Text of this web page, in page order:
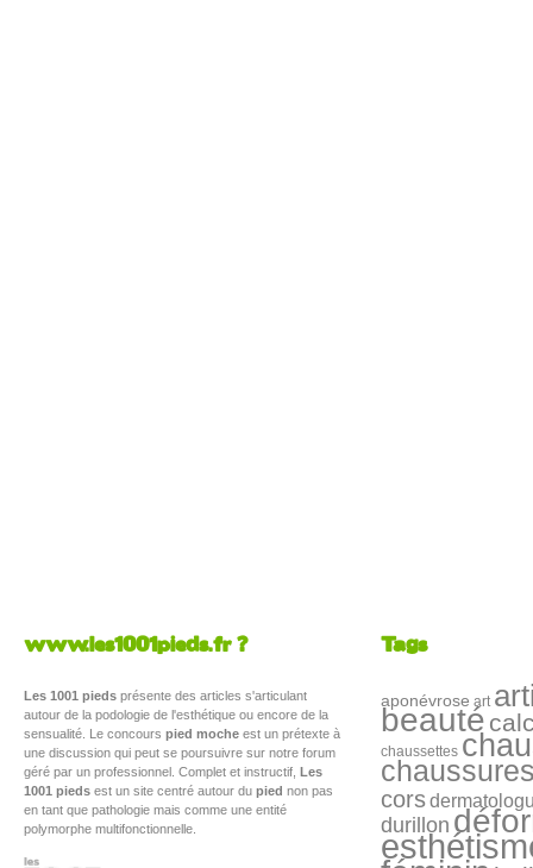
www.les1001pieds.fr ?
Les 1001 pieds présente des articles s'articulant
autour de la podologie de l'esthétique ou encore de la
sensualité. Le concours pied moche est un prétexte à
une discussion qui peut se poursuivre sur notre forum
géré par un professionnel. Complet et instructif, Les
1001 pieds est un site centré autour du pied non pas
en tant que pathologie mais comme une entité
polymorphe multifonctionnelle.
Tags
aponévrose art
beauté
chaussettes
cors
durillon